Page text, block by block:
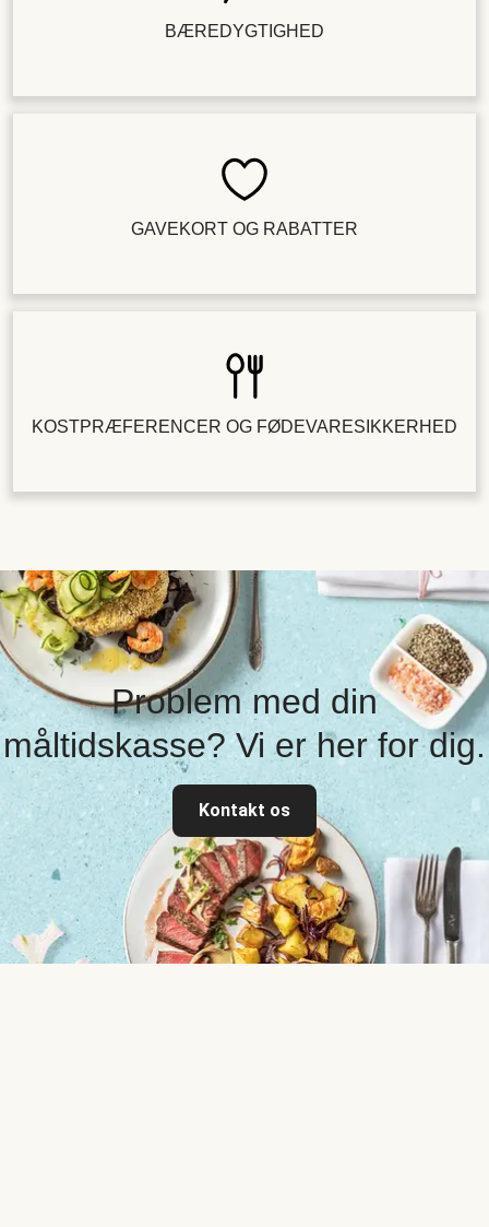
BÆREDYGTIGHED
GAVEKORT OG RABATTER
KOSTPRÆFERENCER OG FØDEVARESIKKERHED
Problem med din
måltidskasse? Vi er her for dig.
Kontakt os